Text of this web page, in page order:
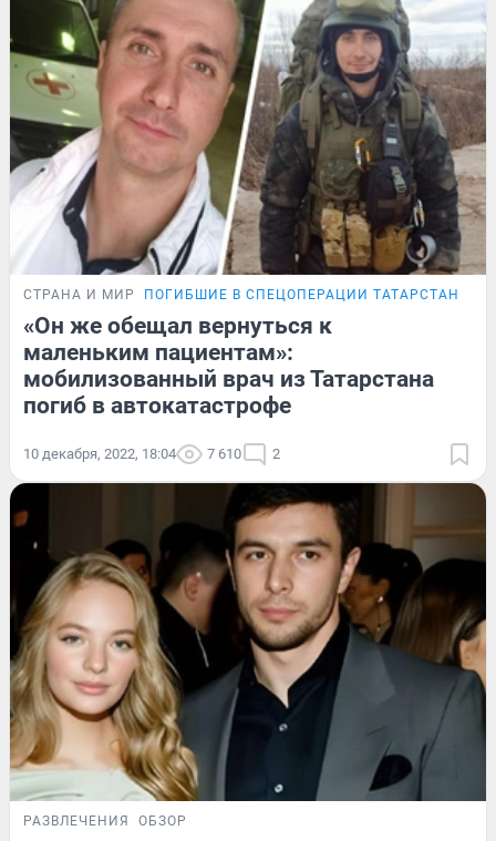
СТРАНА И МИР ПОГИБШИЕ В СПЕЦОПЕРАЦИИ ТАТАРСТАНЦЫ
«Он же обещал вернуться к
маленьким пациентам»:
мобилизованный врач из Татарстана
погиб в автокатастрофе
10 декабря, 2022, 18:04 7 610 2
РАЗВЛЕЧЕНИЯ ОБЗОР